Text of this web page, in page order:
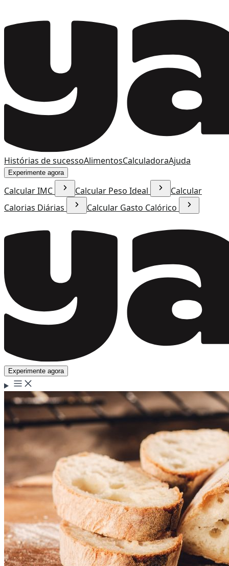
Histórias de sucessoAlimentosCalculadoraAjuda
Experimente agora
Calcular IMC Calcular Peso Ideal
Calcular
Calorias Diárias
Calcular Gasto Calórico
Experimente agora